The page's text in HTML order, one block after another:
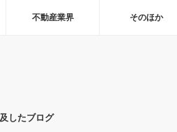
不動産業界 そのほか
したブログ